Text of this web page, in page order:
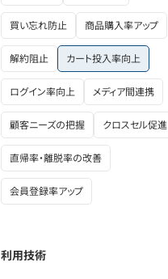
買い忘れ防止 商品購入率アップ
解約阻止 カート投入率向上
ログイン率向上 メディア間連携
顧客ニーズの把握 クロスセル促進
直帰率・離脱率の改善
会員登録率アップ
利用技術